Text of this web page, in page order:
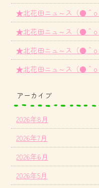
★北花田ニュ～ス（●＾o
★北花田ニュ～ス（●＾o
★北花田ニュ～ス（●＾o
★北花田ニュ～ス（●＾o
アーカイブ
2026年8月
2026年7月
2026年6月
2026年5月